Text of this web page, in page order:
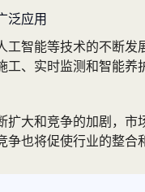
泛应用
工智能等技术的不断
工、实时监测和智能养
扩大和竞争的加剧，
争也将促使行业的整合